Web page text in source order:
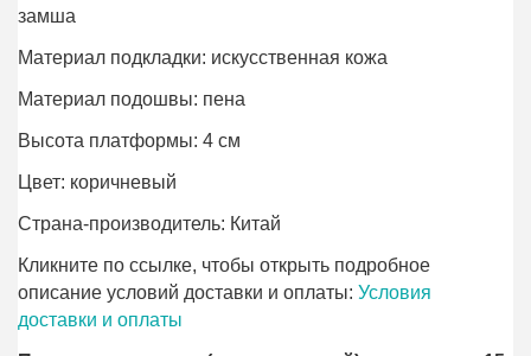
замша
Материал подкладки: искусственная кожа
Материал подошвы: пена
Высота платформы: 4 см
Цвет: коричневый
Страна-производитель: Китай
Кликните по ссылке, чтобы открыть подробное
описание условий доставки и оплаты:Условия
доставки и оплаты